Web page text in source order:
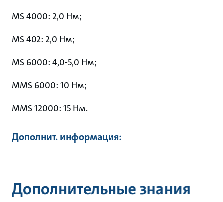
MS 4000: 2,0 Нм;
MS 402: 2,0 Нм;
MS 6000: 4,0-5,0 Нм;
MMS 6000: 10 Нм;
MMS 12000: 15 Нм.
Дополнит. информация:
Дополнительные знания